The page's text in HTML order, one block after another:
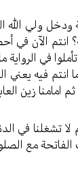
ولي الله
انتم الآن
في
فیه یعني
زین
لا تشغلنا
الفاتحة مع